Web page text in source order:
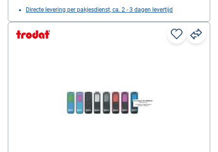
Directe levering per pakjesdienst, ca. 2 - 3 dagen levertijd